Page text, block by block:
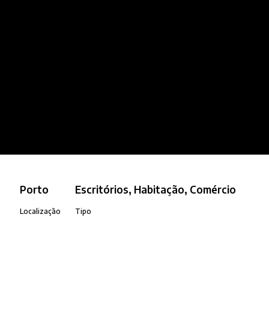
Porto Escritórios, Habitação, Comércio
Localização Tipo